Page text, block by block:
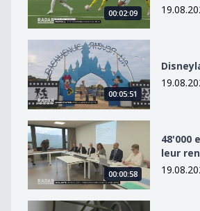
00:02:09
Disneyland en Veveyse
00:05:51
48&#039;000 enfants feront leur
00:00:58
48'000
leur